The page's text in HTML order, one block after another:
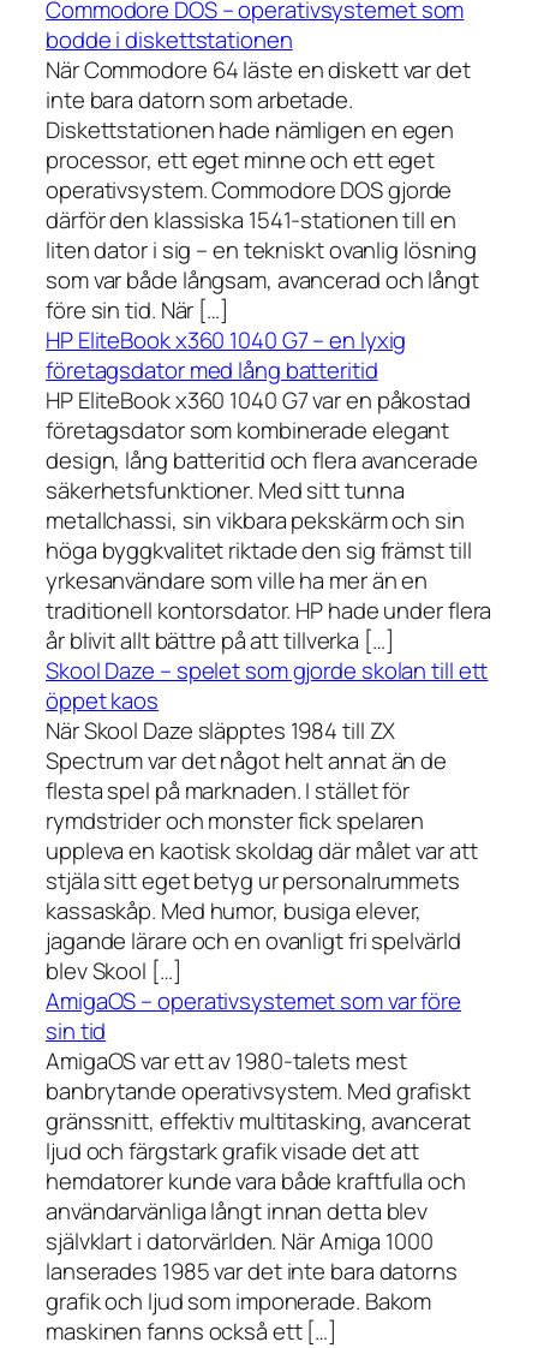
Commodore DOS – operativsystemet som
bodde i diskettstationen
När Commodore 64 läste en diskett var det
inte bara datorn som arbetade.
Diskettstationen hade nämligen en egen
processor, ett eget minne och ett eget
operativsystem. Commodore DOS gjorde
därför den klassiska 1541-stationen till en
liten dator i sig – en tekniskt ovanlig lösning
som var både långsam, avancerad och långt
före sin tid. När […]
HP EliteBook x360 1040 G7 – en lyxig
företagsdator med lång batteritid
HP EliteBook x360 1040 G7 var en påkostad
företagsdator som kombinerade elegant
design, lång batteritid och flera avancerade
säkerhetsfunktioner. Med sitt tunna
metallchassi, sin vikbara pekskärm och sin
höga byggkvalitet riktade den sig främst till
yrkesanvändare som ville ha mer än en
traditionell kontorsdator. HP hade under flera
år blivit allt bättre på att tillverka […]
Skool Daze – spelet som gjorde skolan till ett
öppet kaos
När Skool Daze släpptes 1984 till ZX
Spectrum var det något helt annat än de
flesta spel på marknaden. I stället för
rymdstrider och monster fick spelaren
uppleva en kaotisk skoldag där målet var att
stjäla sitt eget betyg ur personalrummets
kassaskåp. Med humor, busiga elever,
jagande lärare och en ovanligt fri spelvärld
blev Skool […]
AmigaOS – operativsystemet som var före
sin tid
AmigaOS var ett av 1980-talets mest
banbrytande operativsystem. Med grafiskt
gränssnitt, effektiv multitasking, avancerat
ljud och färgstark grafik visade det att
hemdatorer kunde vara både kraftfulla och
användarvänliga långt innan detta blev
självklart i datorvärlden. När Amiga 1000
lanserades 1985 var det inte bara datorns
grafik och ljud som imponerade. Bakom
maskinen fanns också ett […]